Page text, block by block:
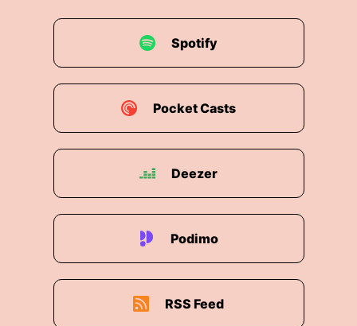
Spotify
Pocket Casts
Deezer
Podimo
RSS Feed